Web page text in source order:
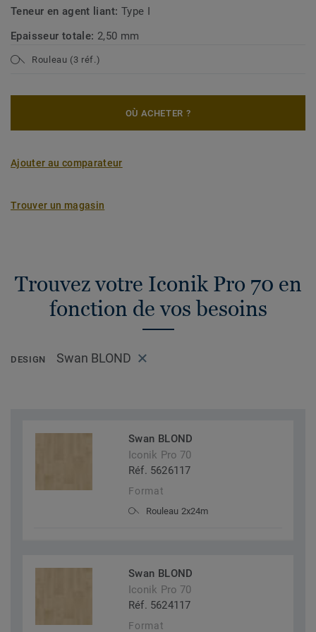
Teneur en agent liant: Type I
Epaisseur totale: 2,50 mm
Rouleau (3 réf.)
OÙ ACHETER ?
Ajouter au comparateur
Trouver un magasin
Trouvez votre Iconik Pro 70 en
fonction de vos besoins
DESIGN Swan BLOND
Swan BLOND
Iconik Pro 70
Réf. 5626117
Format
Rouleau 2x24m
Swan BLOND
Iconik Pro 70
Réf. 5624117
Format